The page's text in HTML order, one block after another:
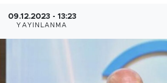
09.12.2023 - 13:23
YAYINLANMA
Turizm